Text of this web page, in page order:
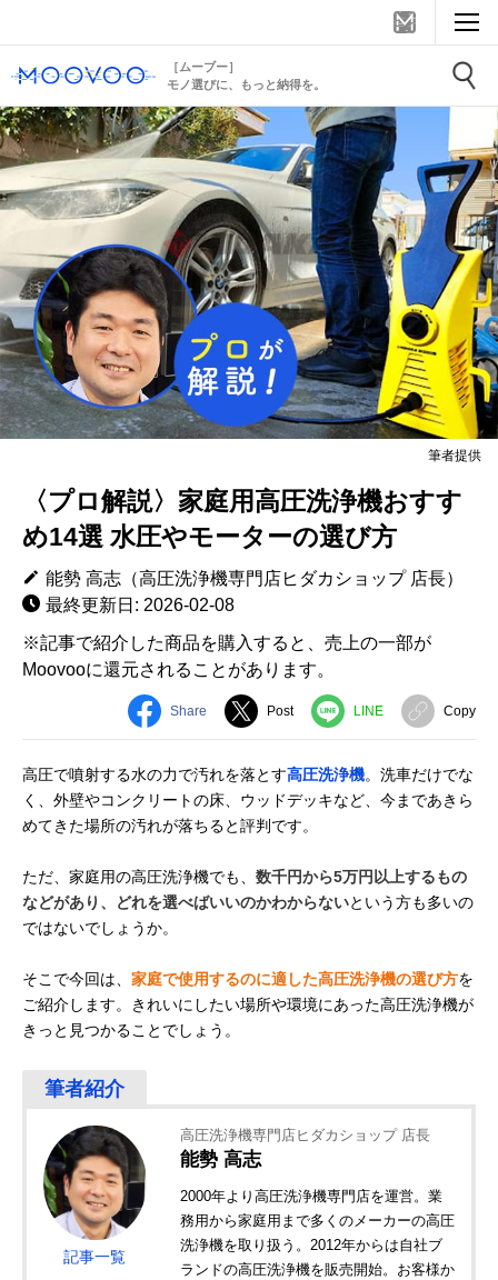
［ムーブー］
モノ選びに、もっと納得を。
筆者提供
〈プロ解説〉家庭用高圧洗浄機おすす
め14選 水圧やモーターの選び方
能勢 高志（高圧洗浄機専門店ヒダカショップ 店長）
最終更新日: 2026-02-08
※記事で紹介した商品を購入すると、売上の一部が
Moovooに還元されることがあります。
Share Post LINE Copy
高圧で噴射する水の力で汚れを落とす高圧洗浄機。洗車だけでな
く、外壁やコンクリートの床、ウッドデッキなど、今まであきら
めてきた場所の汚れが落ちると評判です。
ただ、家庭用の高圧洗浄機でも、 数千円から5万円以上するもの
などがあり、どれを選べばいいのかわからないという方も多いの
ではないでしょうか。
そこで今回は、 家庭で使用するのに適した高圧洗浄機の選び方を
ご紹介します。きれいにしたい場所や環境にあった高圧洗浄機が
きっと見つかることでしょう。
記事一覧
高圧洗浄機専門店ヒダカショップ 店長
能勢 高志
2000年より高圧洗浄機専門店を運営。業
務用から家庭用まで多くのメーカーの高圧
洗浄機を取り扱う。2012年からは自社ブ
ランドの高圧洗浄機を販売開始。お客様か